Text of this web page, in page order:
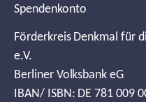
Spendenkonto
Förderkreis Denkmal für
e.V.
Berliner Volksbank eG
IBAN/ ISBN: DE 781 009